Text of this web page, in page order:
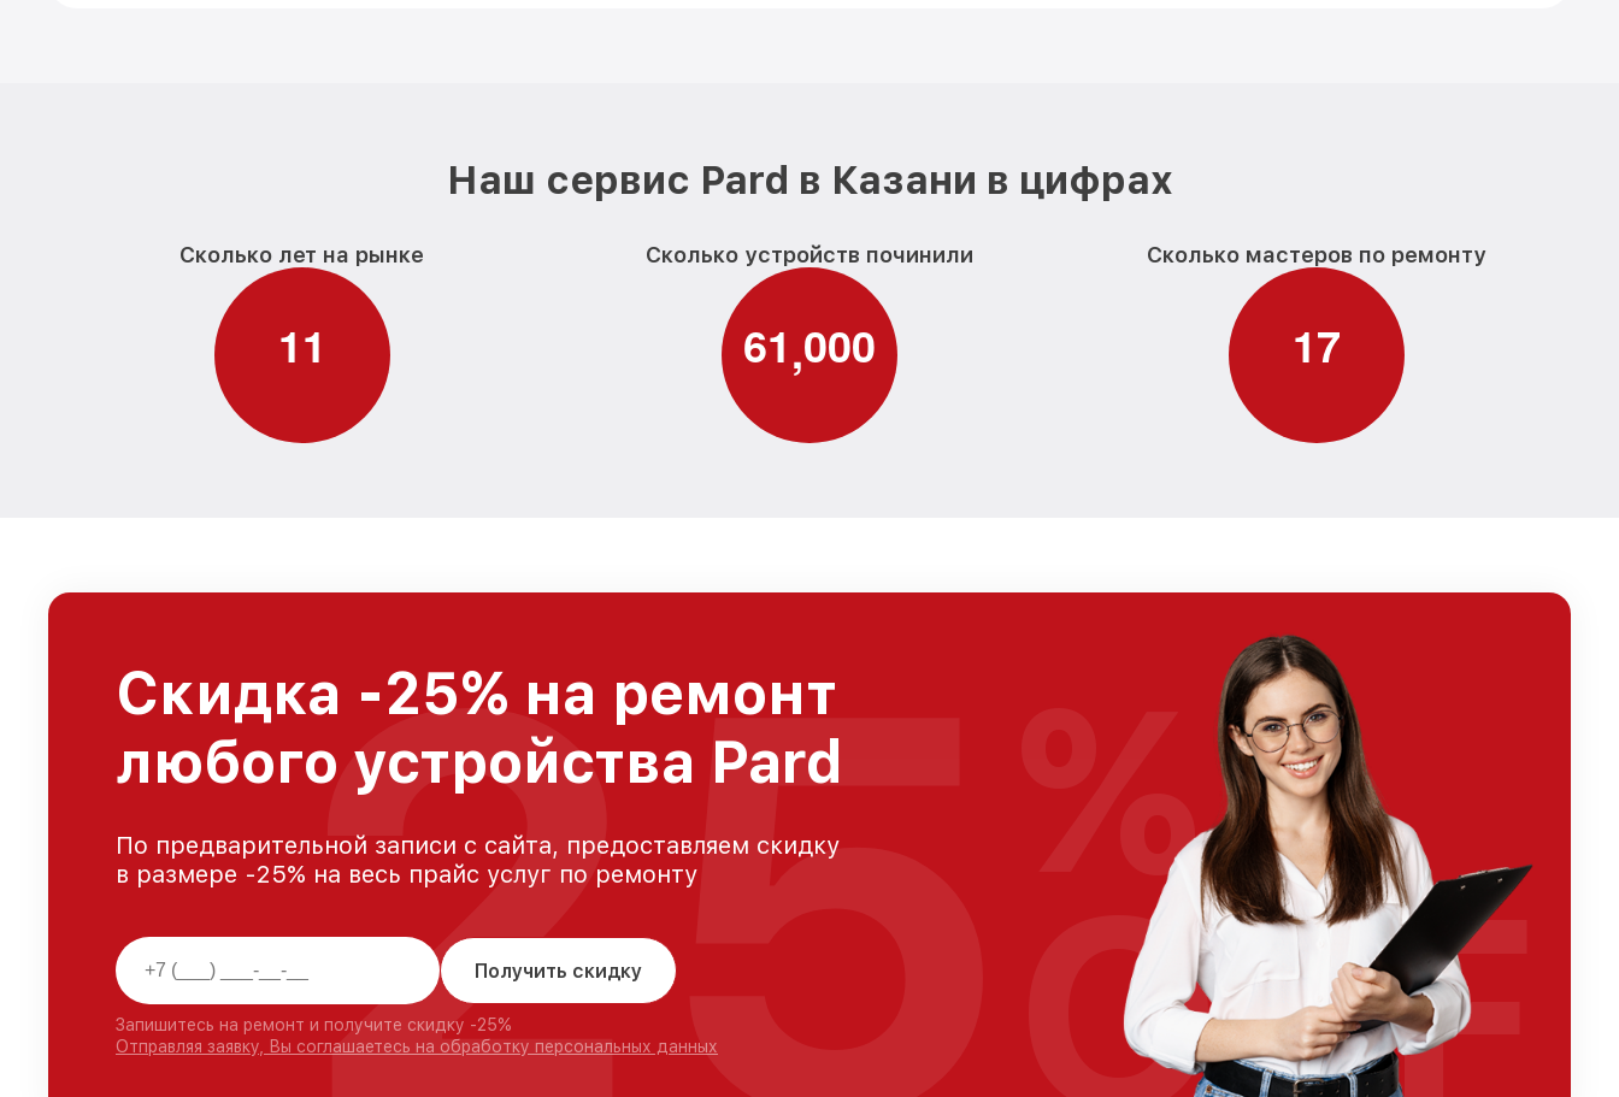
Наш сервис Pard в Казани в цифрах
Сколько лет на рынке
11
Сколько устройств починили
61,000
Сколько мастеров по ремонту
17
Скидка -25% на ремонт
любого устройства Pard
По предварительной записи с сайта, предоставляем скидку
в размере -25% на весь прайс услуг по ремонту
Получить скидку
Запишитесь на ремонт и получите скидку -25%
Отправляя заявку, Вы соглашаетесь на обработку персональных данных
25 %
OFF